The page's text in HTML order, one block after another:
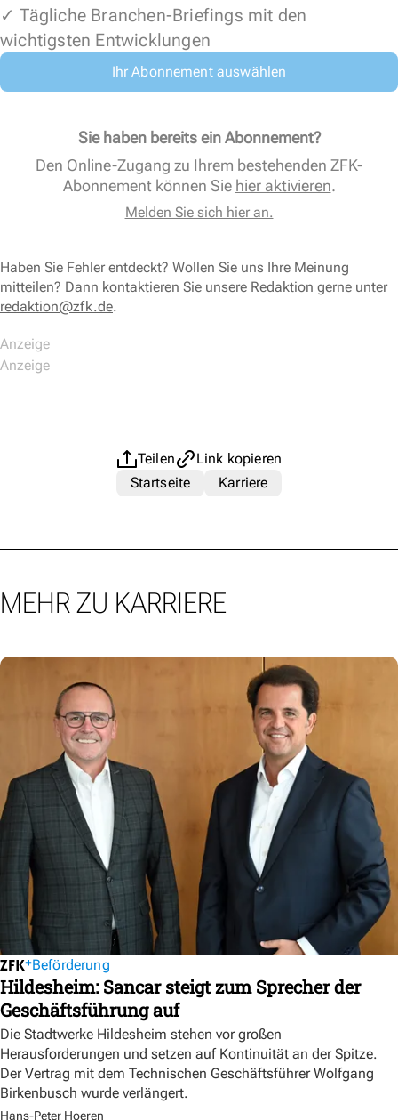
✓ Tägliche Branchen-Briefings mit den
wichtigsten Entwicklungen
Ihr Abonnement auswählen
Sie haben bereits ein Abonnement?
Den Online-Zugang zu Ihrem bestehenden ZFK-
Abonnement können Sie hier aktivieren.
Melden Sie sich hier an.
Haben Sie Fehler entdeckt? Wollen Sie uns Ihre Meinung
mitteilen? Dann kontaktieren Sie unsere Redaktion gerne unter
redaktion@zfk.de.
Teilen
Link kopieren
Startseite
Karriere
MEHR ZU KARRIERE
Beförderung
Hildesheim: Sancar steigt zum Sprecher der
Geschäftsführung auf
Die Stadtwerke Hildesheim stehen vor großen
Herausforderungen und setzen auf Kontinuität an der Spitze.
Der Vertrag mit dem Technischen Geschäftsführer Wolfgang
Birkenbusch wurde verlängert.
Hans-Peter Hoeren